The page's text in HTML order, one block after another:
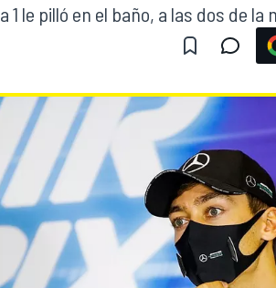
1 le pilló en el baño, a las dos de la